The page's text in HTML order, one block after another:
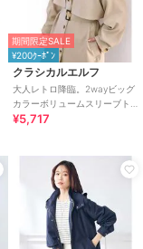
期間限定SALE
¥200ｸｰﾎﾟﾝ
クラシカルエルフ
大人レトロ降臨。2wayビッグ
カラーボリュームスリーブト
レンチコート
¥5,717